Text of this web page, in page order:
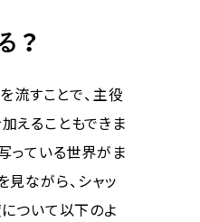
？
流すことで、主役
えることもできま
っている世界がま
ながら、シャッ
ついて以下のよ